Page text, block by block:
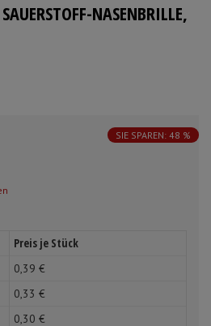
Ärmelschoner
Unterlagen und
NASENBRILLE,
SIE SPAREN: 48 %
Preis je Stück
0,39 €
0,33 €
0,30 €